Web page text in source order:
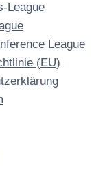
League
League
(EU)